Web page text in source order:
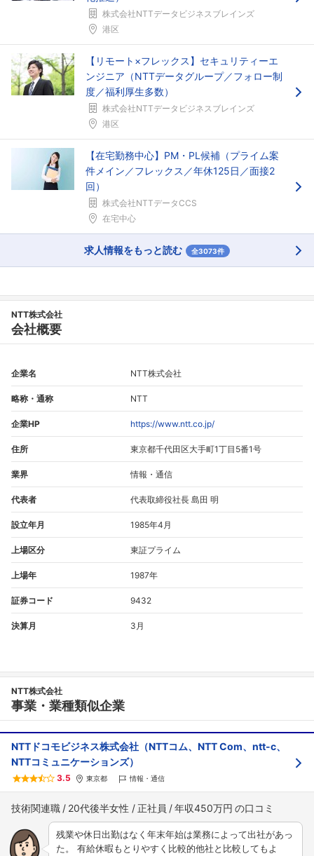
株式会社NTTデータビジネスブレインズ
港区
【リモート×フレックス】セキュリティーエ
ンジニア（NTTデータグループ／フォロー制
度／福利厚生多数）
株式会社NTTデータビジネスブレインズ
港区
【在宅勤務中心】PM・PL候補（プライム案
件メイン／フレックス／年休125日／面接2
回）
株式会社NTTデータCCS
在宅中心
求人情報をもっと読む 全3073件
NTT株式会社
会社概要
企業名 NTT株式会社
略称・通称 NTT
企業HP https://www.ntt.co.jp/
住所 東京都千代田区大手町1丁目5番1号
業界 情報・通信
代表者 代表取締役社長 島田 明
設立年月 1985年4月
上場区分 東証プライム
上場年 1987年
証券コード 9432
決算月 3月
NTT株式会社
事業・業種類似企業
NTTドコモビジネス株式会社（NTTコム、NTT Com、ntt-c、
NTTコミュニケーションズ）
3.5 東京都 情報・通信
技術関連職 20代後半女性 正社員 年収450万円
残業や休日出勤はなく年末年始は業務によって出社があっ
た。 有給休暇もとりやすく比較的他社と比較してもよ